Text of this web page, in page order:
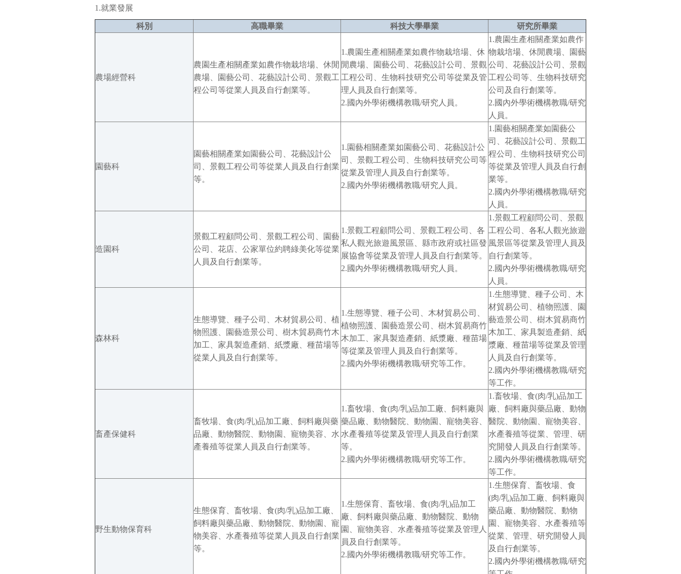
1.就業發展
科別 高職畢業 科技大學畢業 研究所畢業
農場經營科
農園生產相關產業如農作物栽培場、休閒
農場、園藝公司、花藝設計公司、景觀工
程公司等從業人員及自行創業等。
1.農園生產相關產業如農作物栽培場、休
閒農場、園藝公司、花藝設計公司、景觀
工程公司、生物科技研究公司等從業及管
理人員及自行創業等。
2.國內外學術機構教職/研究人員。
1.農園生產相關產業如農作
物栽培場、休閒農場、園藝
公司、花藝設計公司、景觀
工程公司等、生物科技研究
公司及自行創業等。
2.國內外學術機構教職/研究
人員。
園藝科
園藝相關產業如園藝公司、花藝設計公
司、景觀工程公司等從業人員及自行創業
等。
1.園藝相關產業如園藝公司、花藝設計公
司、景觀工程公司、生物科技研究公司等
從業及管理人員及自行創業等。
2.國內外學術機構教職/研究人員。
1.園藝相關產業如園藝公
司、花藝設計公司、景觀工
程公司、生物科技研究公司
等從業及管理人員及自行創
業等。
2.國內外學術機構教職/研究
人員。
造園科
景觀工程顧問公司、景觀工程公司、園藝
公司、花店、公家單位約聘綠美化等從業
人員及自行創業等。
1.景觀工程顧問公司、景觀工程公司、各
私人觀光旅遊風景區、縣市政府或社區發
展協會等從業及管理人員及自行創業等。
2.國內外學術機構教職/研究人員。
1.景觀工程顧問公司、景觀
工程公司、各私人觀光旅遊
風景區等從業及管理人員及
自行創業等。
2.國內外學術機構教職/研究
人員。
森林科
生態導覽、種子公司、木材貿易公司、植
物照護、園藝造景公司、樹木貿易商竹木
加工、家具製造產銷、紙漿廠、種苗場等
從業人員及自行創業等。
1.生態導覽、種子公司、木材貿易公司、
植物照護、園藝造景公司、樹木貿易商竹
木加工、家具製造產銷、紙漿廠、種苗場
等從業及管理人員及自行創業等。
2.國內外學術機構教職/研究等工作。
1.生態導覽、種子公司、木
材貿易公司、植物照護、園
藝造景公司、樹木貿易商竹
木加工、家具製造產銷、紙
漿廠、種苗場等從業及管理
人員及自行創業等。
2.國內外學術機構教職/研究
等工作。
畜產保健科
畜牧場、食(肉/乳)品加工廠、飼料廠與藥
品廠、動物醫院、動物園、寵物美容、水
產養殖等從業人員及自行創業等。
1.畜牧場、食(肉/乳)品加工廠、飼料廠與
藥品廠、動物醫院、動物園、寵物美容、
水產養殖等從業及管理人員及自行創業
等。
2.國內外學術機構教職/研究等工作。
1.畜牧場、食(肉/乳)品加工
廠、飼料廠與藥品廠、動物
醫院、動物園、寵物美容、
水產養殖等從業、管理、研
究開發人員及自行創業等。
2.國內外學術機構教職/研究
等工作。
野生動物保育科
生態保育、畜牧場、食(肉/乳)品加工廠、
飼料廠與藥品廠、動物醫院、動物園、寵
物美容、水產養殖等從業人員及自行創業
等。
1.生態保育、畜牧場、食(肉/乳)品加工
廠、飼料廠與藥品廠、動物醫院、動物
園、寵物美容、水產養殖等從業及管理人
員及自行創業等。
2.國內外學術機構教職/研究等工作。
1.生態保育、畜牧場、食
(肉/乳)品加工廠、飼料廠與
藥品廠、動物醫院、動物
園、寵物美容、水產養殖等
從業、管理、研究開發人員
及自行創業等。
2.國內外學術機構教職/研究